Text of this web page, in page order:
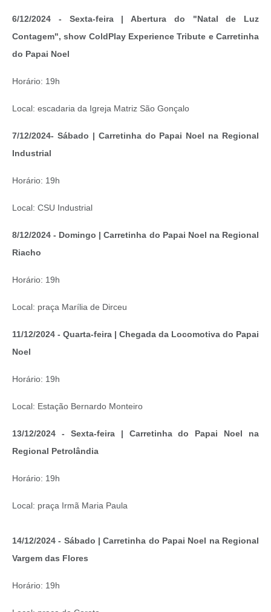
6/12/2024 - Sexta-feira | Abertura do "Natal de Luz
Contagem", show ColdPlay Experience Tribute e Carretinha
do Papai Noel
Horário: 19h
Local: escadaria da Igreja Matriz São Gonçalo
7/12/2024- Sábado | Carretinha do Papai Noel na Regional
Industrial
Horário: 19h
Local: CSU Industrial
8/12/2024 - Domingo | Carretinha do Papai Noel na Regional
Riacho
Horário: 19h
Local: praça Marília de Dirceu
11/12/2024 - Quarta-feira | Chegada da Locomotiva do Papai
Noel
Horário: 19h
Local: Estação Bernardo Monteiro
13/12/2024 - Sexta-feira | Carretinha do Papai Noel na
Regional Petrolândia
Horário: 19h
Local: praça Irmã Maria Paula
14/12/2024 - Sábado | Carretinha do Papai Noel na Regional
Vargem das Flores
Horário: 19h